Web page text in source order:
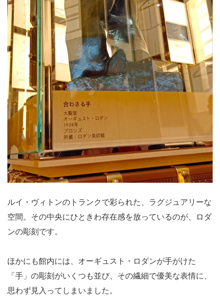
ルイ・ヴィトンのトランクで彩られた、ラグジュアリーな
空間。その中央にひときわ存在感を放っているのが、ロダ
ンの彫刻です。
ほかにも館内には、オーギュスト・ロダンが手がけた
「手」の彫刻がいくつも並び、その繊細で優美な表情に、
思わず見入ってしまいました。